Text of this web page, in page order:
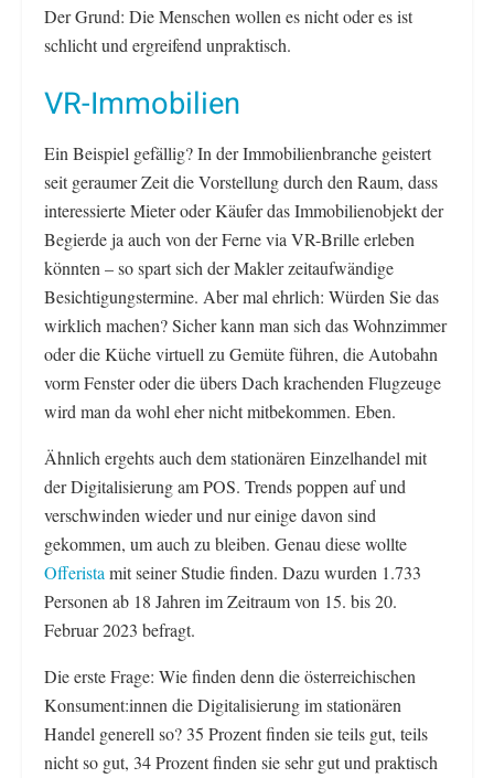
Der Grund: Die Menschen wollen es nicht oder es ist
schlicht und ergreifend unpraktisch.
VR-Immobilien
Ein Beispiel gefällig? In der Immobilienbranche geistert
seit geraumer Zeit die Vorstellung durch den Raum, dass
interessierte Mieter oder Käufer das Immobilienobjekt der
Begierde ja auch von der Ferne via VR-Brille erleben
könnten – so spart sich der Makler zeitaufwändige
Besichtigungstermine. Aber mal ehrlich: Würden Sie das
wirklich machen? Sicher kann man sich das Wohnzimmer
oder die Küche virtuell zu Gemüte führen, die Autobahn
vorm Fenster oder die übers Dach krachenden Flugzeuge
wird man da wohl eher nicht mitbekommen. Eben.
Ähnlich ergehts auch dem stationären Einzelhandel mit
der Digitalisierung am POS. Trends poppen auf und
verschwinden wieder und nur einige davon sind
gekommen, um auch zu bleiben. Genau diese wollte
Offerista mit seiner Studie finden. Dazu wurden 1.733
Personen ab 18 Jahren im Zeitraum von 15. bis 20.
Februar 2023 befragt.
Die erste Frage: Wie finden denn die österreichischen
Konsument:innen die Digitalisierung im stationären
Handel generell so? 35 Prozent finden sie teils gut, teils
nicht so gut, 34 Prozent finden sie sehr gut und praktisch